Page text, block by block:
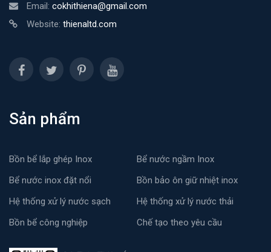
Email: cokhithiena@gmail.com
Website: thienaltd.com
Sản phẩm
Bồn bể lắp ghép Inox
Bể nước ngầm Inox
Bể nước inox đặt nổi
Bồn bảo ôn giữ nhiệt inox
Hệ thống xử lý nước sạch
Hệ thống xử lý nước thải
Bồn bể công nghiệp
Chế tạo theo yêu cầu